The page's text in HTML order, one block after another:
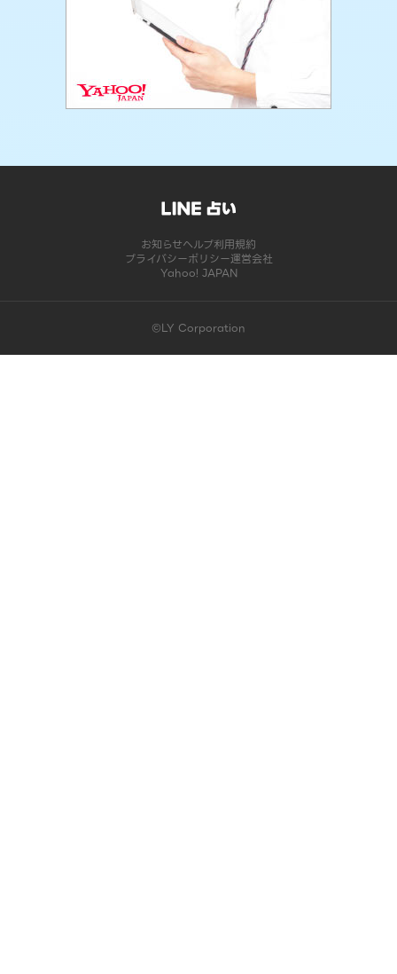
お知らせヘルプ利用規約
プライバシーポリシー運営会社
Yahoo! JAPAN
©LY Corporation
このコンテンツは掲載が終了しました | LINE占い